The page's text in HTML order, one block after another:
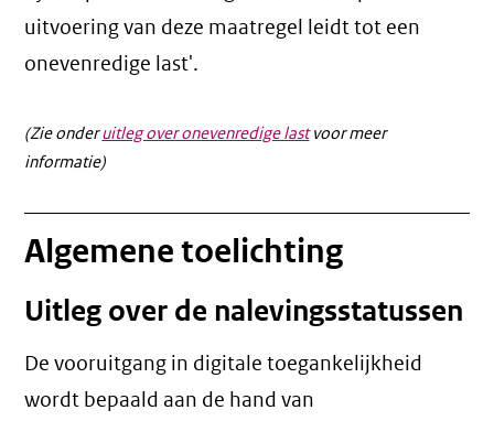
uitvoering van deze maatregel leidt tot een
onevenredige last'.
(Zie onderuitleg over onevenredige lastvoor meer
informatie)
Algemene toelichting
Uitleg over de nalevingsstatussen
De vooruitgang in digitale toegankelijkheid
wordt bepaald aan de hand van